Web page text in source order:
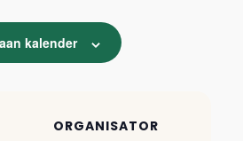
kalender
ORGANISATOR